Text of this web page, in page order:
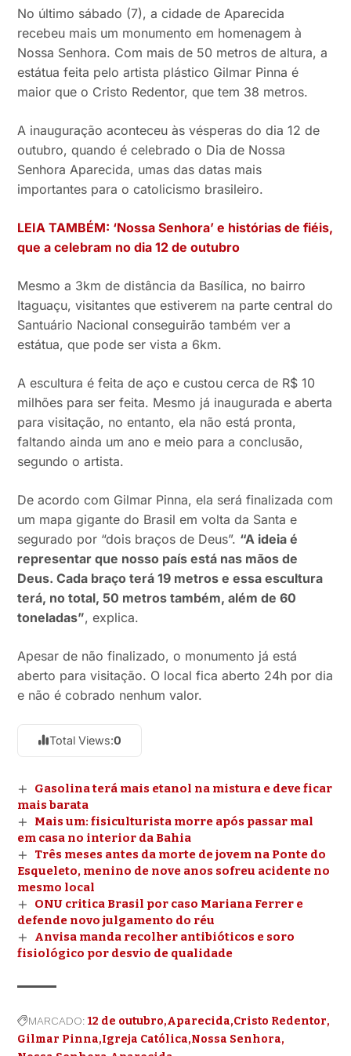
No último sábado (7), a cidade de Aparecida
recebeu mais um monumento em homenagem à
Nossa Senhora. Com mais de 50 metros de altura, a
estátua feita pelo artista plástico Gilmar Pinna é
maior que o Cristo Redentor, que tem 38 metros.
A inauguração aconteceu às vésperas do dia 12 de
outubro, quando é celebrado o Dia de Nossa
Senhora Aparecida, umas das datas mais
importantes para o catolicismo brasileiro.
LEIA TAMBÉM: ‘Nossa Senhora’ e histórias de fiéis,
que a celebram no dia 12 de outubro
Mesmo a 3km de distância da Basílica, no bairro
Itaguaçu, visitantes que estiverem na parte central do
Santuário Nacional conseguirão também ver a
estátua, que pode ser vista a 6km.
A escultura é feita de aço e custou cerca de R$ 10
milhões para ser feita. Mesmo já inaugurada e aberta
para visitação, no entanto, ela não está pronta,
faltando ainda um ano e meio para a conclusão,
segundo o artista.
De acordo com Gilmar Pinna, ela será finalizada com
um mapa gigante do Brasil em volta da Santa e
segurado por “dois braços de Deus”. “A ideia é
representar que nosso país está nas mãos de
Deus. Cada braço terá 19 metros e essa escultura
terá, no total, 50 metros também, além de 60
toneladas”, explica.
Apesar de não finalizado, o monumento já está
aberto para visitação. O local fica aberto 24h por dia
e não é cobrado nenhum valor.
Total Views:0
Gasolina terá mais etanol na mistura e deve ficar
mais barata
Mais um: fisiculturista morre após passar mal
em casa no interior da Bahia
Três meses antes da morte de jovem na Ponte do
Esqueleto, menino de nove anos sofreu acidente no
mesmo local
ONU critica Brasil por caso Mariana Ferrer e
defende novo julgamento do réu
Anvisa manda recolher antibióticos e soro
fisiológico por desvio de qualidade
MARCADO: 12 de outubro Aparecida Cristo Redentor
Gilmar Pinna Igreja Católica Nossa Senhora